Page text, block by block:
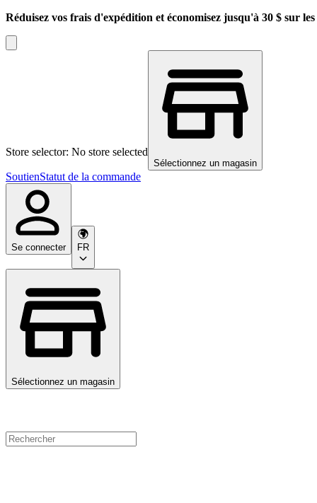
Réduisez vos frais d'expédition et économisez jusqu'à 30 $ sur
Store selector: No store selected
Sélectionnez un magasin
SoutienStatut de la commande
Se connecter FR
Sélectionnez un magasin